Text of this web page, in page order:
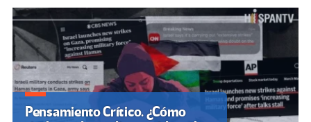
Pensamiento Crítico. ¿Cómo